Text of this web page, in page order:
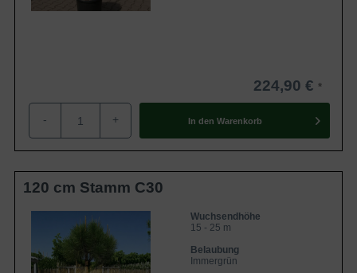
224,90 €
- + In den Warenkorb
120 cm Stamm C30
Wuchsendhöhe
15 - 25 m
Belaubung
Immergrün